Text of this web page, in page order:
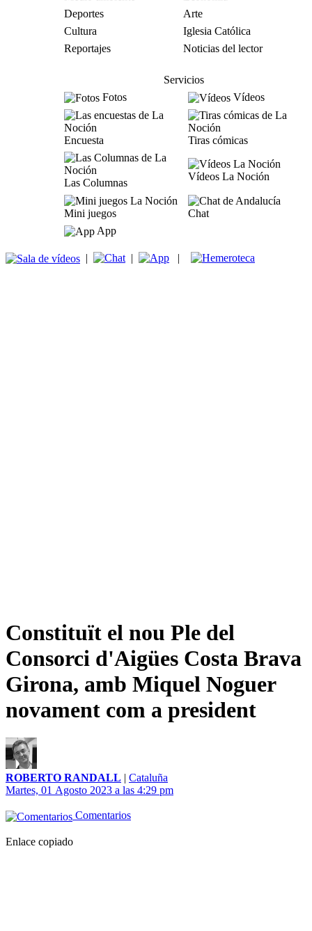
Deportes
Arte
Cultura
Iglesia Católica
Reportajes
Noticias del lector
Servicios
Fotos
Vídeos
Encuesta Tiras cómicas
Las Columnas
Vídeos La Noción
Mini juegos
Chat
App
| | |
Constituït el nou Ple del
Consorci d'Aigües Costa Brava
Girona, amb Miquel Noguer
novament com a president
ROBERTO RANDALL | Cataluña
Martes, 01 Agosto 2023 a las 4:29 pm
Comentarios
Enlace copiado